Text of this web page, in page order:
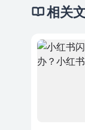
相关